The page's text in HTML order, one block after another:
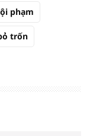
phạm
trốn